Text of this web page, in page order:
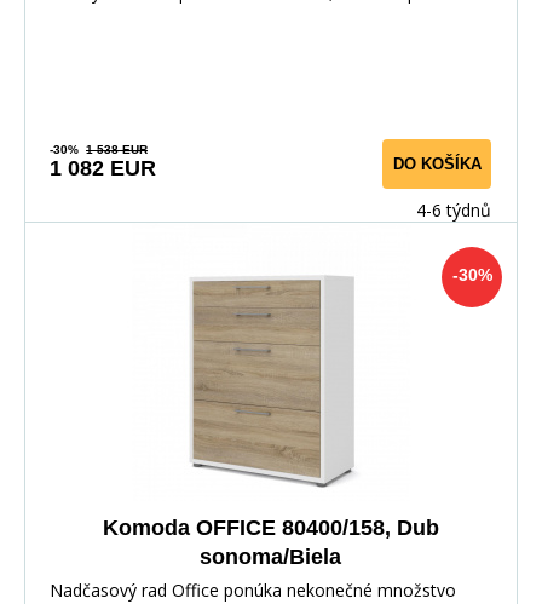
-30% 1 538 EUR
1 082 EUR DO KOŠÍKA
4-6 týdnů
-30%
Komoda OFFICE 80400/158, Dub
sonoma/Biela
Nadčasový rad Office ponúka nekonečné množstvo